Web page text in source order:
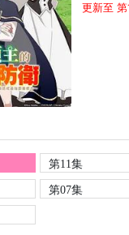
更新至
第11集
第07集